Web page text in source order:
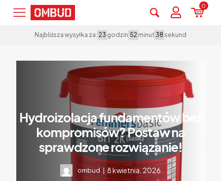
0
Najbliższa wysyłka za: 23 godzin 52 minut 38 sekund
Hydroizolacja fundamentów bez
kompromisów? Postaw na
sprawdzone rozwiązanie!
ombud | 8 kwietnia, 2026